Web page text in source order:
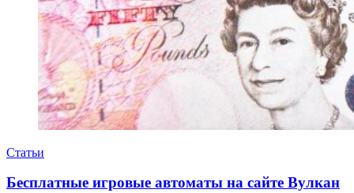
Статьи
Бесплатные игровые автоматы на сайте Вулкан